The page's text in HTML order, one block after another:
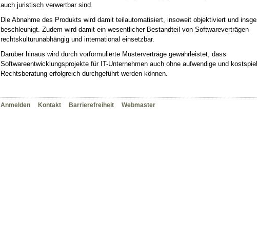
auch juristisch verwertbar sind.
Die Abnahme des Produkts wird damit teilautomatisiert, insoweit objektiviert und
beschleunigt. Zudem wird damit ein wesentlicher Bestandteil von Softwareverträgen
rechtskulturunabhängig und international einsetzbar.
Darüber hinaus wird durch vorformulierte Musterverträge gewährleistet, dass
Softwareentwicklungsprojekte für IT-Unternehmen auch ohne aufwendige und
Rechtsberatung erfolgreich durchgeführt werden können.
Benutzerspezifische
Werkzeuge
Anmelden Kontakt Barrierefreiheit Webmaster